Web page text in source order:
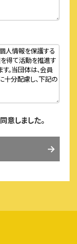
意しました。